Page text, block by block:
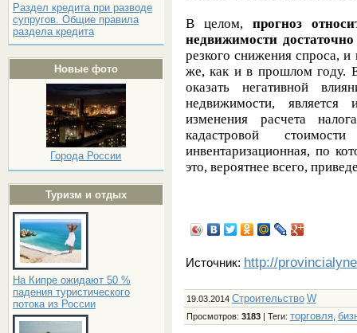
Раздел кредита при разводе
супругов. Общие правила
раздела кредита
Новые фото
Города России
Туризм и отдых
На Кипре ожидают 50 %
падения туристического
потока из России
В целом, прогноз
недвижимости
резкого снижения спроса, и
же, как и в прошлом году.
оказать негативной
недвижимости, является
изменения расчета
кадастровой
инвентаризационная, по
это, вероятнее всего,
Источник: http://
19.03.2014 Строительство W
Просмотров: 3183| Теги: торговля,